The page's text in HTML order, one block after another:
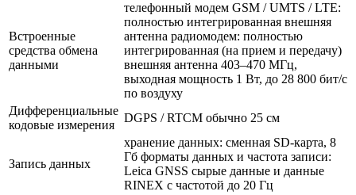
Встроенные
средства обмена
данными
телефонный модем GSM / UMTS / LTE:
полностью интегрированная внешняя
антенна радиомодем: полностью
интегрированная (на прием и передачу)
внешняя антенна 403–470 МГц,
выходная мощность 1 Вт, до 28 800 бит/с
по воздуху
Дифференциальные
кодовые измерения
DGPS / RTCM обычно 25 см
Запись данных
хранение данных: сменная SD-карта, 8
Гб форматы данных и частота записи:
Leica GNSS сырые данные и данные
RINEX с частотой до 20 Гц